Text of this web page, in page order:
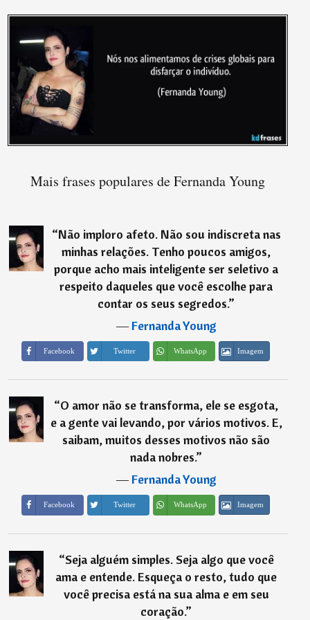
Mais frases populares de Fernanda Young
“Não imploro afeto. Não sou indiscreta nas
minhas relações. Tenho poucos amigos,
porque acho mais inteligente ser seletivo a
respeito daqueles que você escolhe para
contar os seus segredos.”
―Fernanda Young
Facebook Twitter WhatsApp Imagem
“O amor não se transforma, ele se esgota,
e a gente vai levando, por vários motivos. E,
saibam, muitos desses motivos não são
nada nobres.”
―Fernanda Young
Facebook Twitter WhatsApp Imagem
“Seja alguém simples. Seja algo que você
ama e entende. Esqueça o resto, tudo que
você precisa está na sua alma e em seu
coração.”